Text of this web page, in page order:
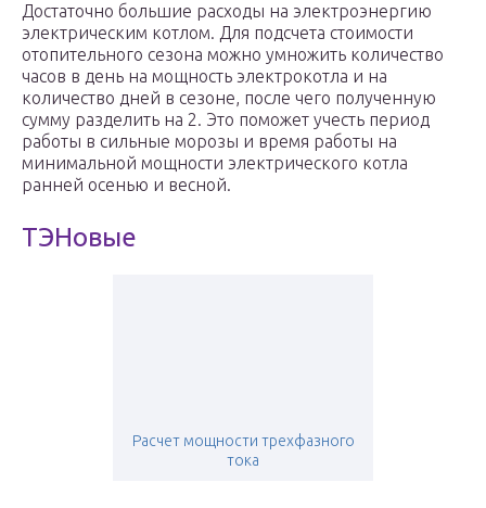
Достаточно большие расходы на электроэнергию
электрическим котлом. Для подсчета стоимости
отопительного сезона можно умножить количество
часов в день на мощность электрокотла и на
количество дней в сезоне, после чего полученную
сумму разделить на 2. Это поможет учесть период
работы в сильные морозы и время работы на
минимальной мощности электрического котла
ранней осенью и весной.
ТЭНовые
Расчет мощности трехфазного
тока